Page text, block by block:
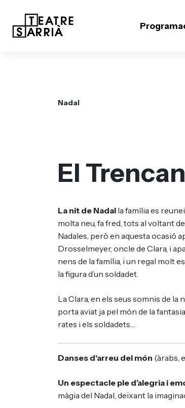
Nadal
El
La nit de Nadal la família es
molta neu, fa fred, tots al voltant
Nadales, però en aquesta ocasió
Drosselmeyer, oncle de Clara, i
nens de la família, i un regal molt
la figura d’un soldadet.
La Clara, en els seus somnis de
porta aviat ja pel món de la
rates i els soldadets…
Danses d'arreu del món (àrabs,
Un espectacle ple d’alegria i
màgia del Nadal, deixant la